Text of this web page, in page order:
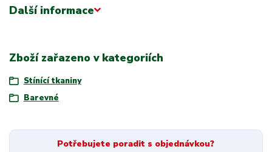
Další informace
Zboží zařazeno v kategoriích
Stínící tkaniny
Barevné
Potřebujete poradit s objednávkou?